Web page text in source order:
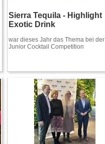
Sierra Tequila - Highlight
Exotic Drink
war dieses Jahr das Thema bei
Junior Cocktail Competition